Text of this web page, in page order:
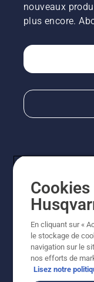
nouveaux
plus encore.
© Husqvarna
indiqués sont à
aux revendeurs
TAR incluses.
prix indiqués
En cliquant sur «
le stockage de
navigation sur le
nos efforts de
Lisez notre